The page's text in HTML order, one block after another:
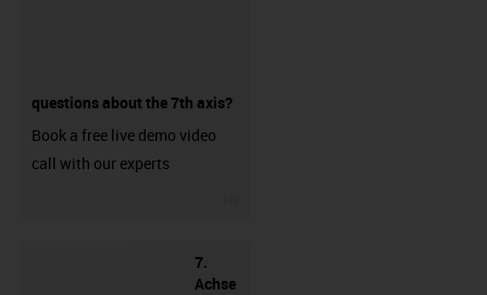
questions about the 7th axis?
Book a free live demo video
call with our experts
7.
Achse